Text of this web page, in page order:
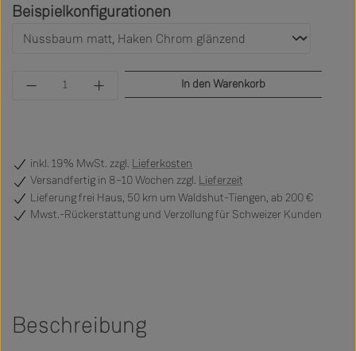
Beispielkonfigurationen
Produkt Anzahl: Gib den gewünschten Wert
In den Warenkorb
inkl. 19% MwSt. zzgl. Lieferkosten
Versandfertig in 8–10 Wochen zzgl. Lieferzeit
Lieferung frei Haus, 50 km um Waldshut-Tiengen, ab 200 €
Mwst.-Rückerstattung und Verzollung für Schweizer Kunden
Beschreibung